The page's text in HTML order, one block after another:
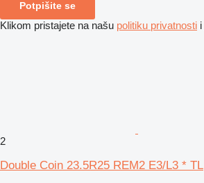
Potpišite se
Klikom pristajete na našu politiku privatnosti i
2
Double Coin 23.5R25 REM2 E3/L3 * TL